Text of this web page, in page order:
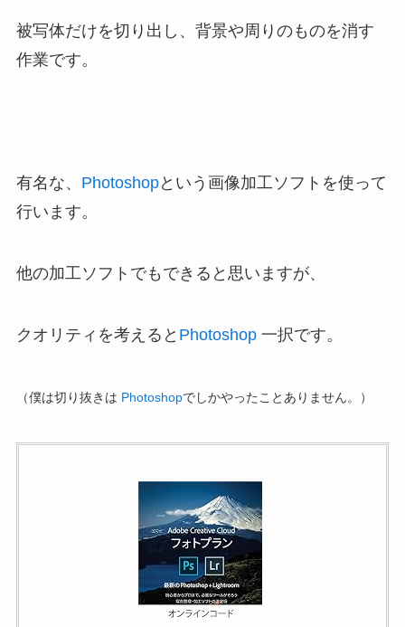
被写体だけを切り出し、背景や周りのものを消す
作業です。
有名な、 Photoshopという画像加工ソフトを使って
行います。
他の加工ソフトでもできると思いますが、
クオリティを考えると Photoshop一択です。
（僕は切り抜きは Photoshopでしかやったことありません。）